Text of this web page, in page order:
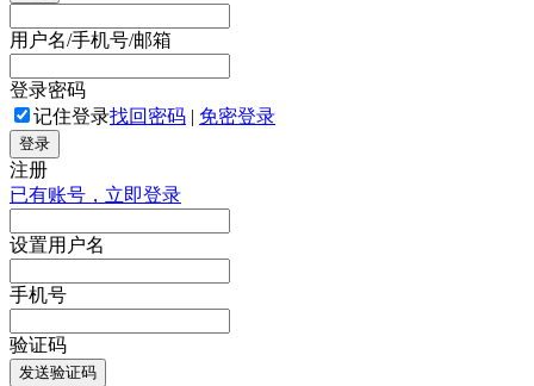
用户名/手机号/邮箱
登录密码
记住登录找回密码 | 免密登录
登录
注册
已有账号，立即登录
设置用户名
手机号
验证码
发送验证码